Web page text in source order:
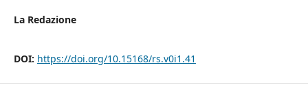
La Redazione
DOI: https://doi.org/10.15168/rs.v0i1.41